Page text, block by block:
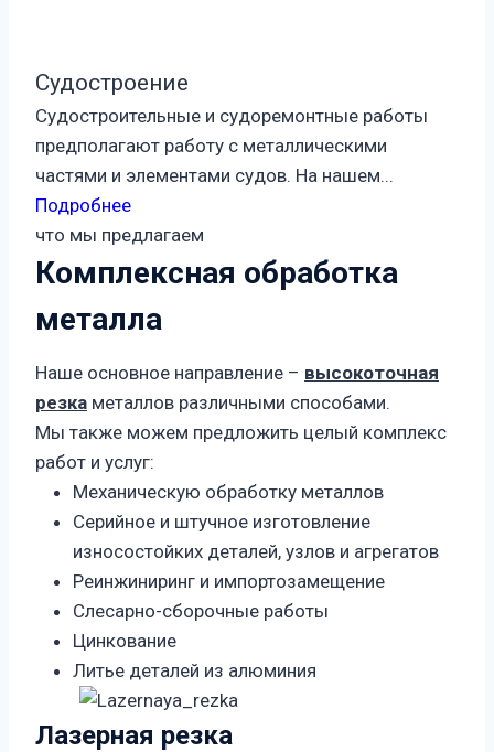
Судостроение
Судостроительные и судоремонтные работы
предполагают работу с металлическими
частями и элементами судов. На нашем...
Подробнее
что мы предлагаем
Комплексная обработка
металла
Наше основное направление – высокоточная
резка металлов различными способами.
Мы также можем предложить целый комплекс
работ и услуг:
Механическую обработку металлов
Серийное и штучное изготовление
износостойких деталей, узлов и агрегатов
Реинжиниринг и импортозамещение
Слесарно-сборочные работы
Цинкование
Литье деталей из алюминия
Лазерная резка